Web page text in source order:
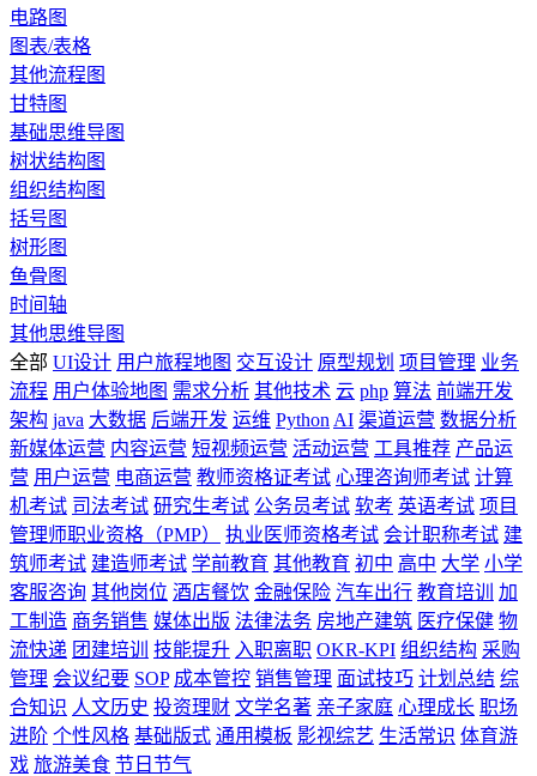
电路图
图表/表格
其他流程图
甘特图
基础思维导图
树状结构图
组织结构图
括号图
树形图
鱼骨图
时间轴
其他思维导图
全部 UI设计 用户旅程地图 交互设计 原型规划 项目管理 业务
流程 用户体验地图 需求分析 其他技术 云 php 算法 前端开发
架构 java 大数据 后端开发 运维 Python AI 渠道运营 数据分析
新媒体运营 内容运营 短视频运营 活动运营 工具推荐 产品运
营 用户运营 电商运营 教师资格证考试 心理咨询师考试 计算
机考试 司法考试 研究生考试 公务员考试 软考 英语考试 项目
管理师职业资格（PMP）
执业医师资格考试 会计职称考试 建
筑师考试 建造师考试 学前教育 其他教育 初中 高中 大学 小学
客服咨询 其他岗位 酒店餐饮 金融保险 汽车出行 教育培训
加
工制造 商务销售 媒体出版 法律法务 房地产建筑 医疗保健 物
流快递 团建培训 技能提升 入职离职 OKR-KPI 组织结构 采购
管理 会议纪要 SOP 成本管控 销售管理 面试技巧 计划总结 综
合知识 人文历史 投资理财 文学名著 亲子家庭 心理成长 职场
进阶 个性风格 基础版式 通用模板 影视综艺 生活常识 体育游
戏 旅游美食 节日节气